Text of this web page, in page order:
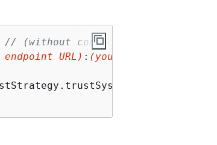
// (without connection timeout)
URL) : (your cluster port)